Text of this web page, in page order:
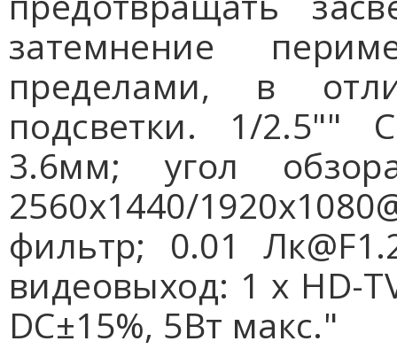
затемнение
пределами, в
подсветки. 1/2.5""
3.6мм; угол
2560x1440/
фильтр; 0.01
видеовыход: 1 х HD-
DC±15%, 5Вт макс."